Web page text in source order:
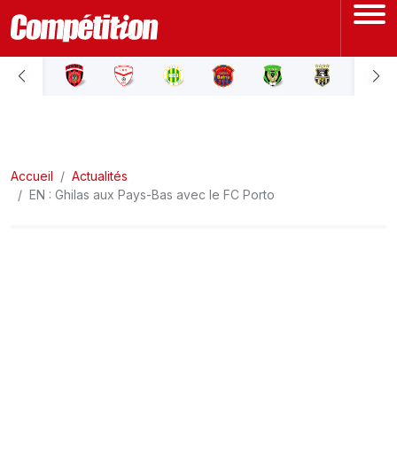
ACCUEIL
LIGUE 2
Accueil
Actualités
EN : Ghilas aux Pays-Bas avec le FC Porto